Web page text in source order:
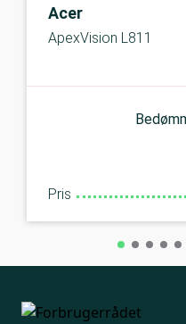
Acer
ApexVision L811
Pris